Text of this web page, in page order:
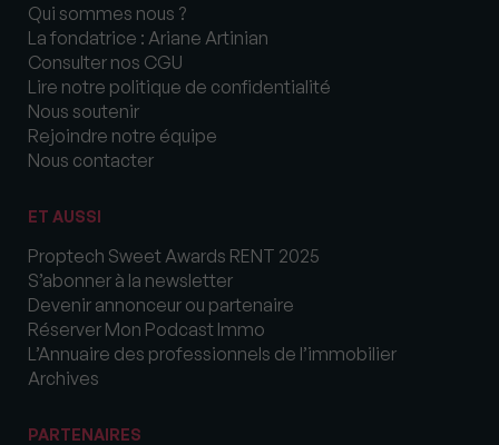
Qui sommes nous ?
La fondatrice : Ariane Artinian
Consulter nos CGU
Lire notre politique de confidentialité
Nous soutenir
Rejoindre notre équipe
Nous contacter
ET AUSSI
Proptech Sweet Awards RENT 2025
S’abonner à la newsletter
Devenir annonceur ou partenaire
Réserver Mon Podcast Immo
L’Annuaire des professionnels de l’immobilier
Archives
PARTENAIRES